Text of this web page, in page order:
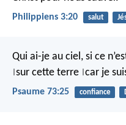
Philippiens 3:20 salut
Qui ai-je au ciel, si ce
sur cette terre car je
Psaume 73:25 confiance